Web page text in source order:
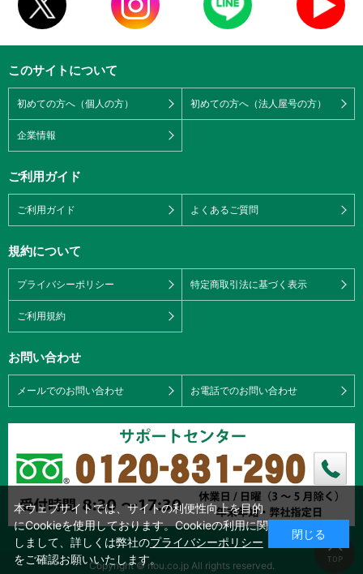
このサイトについて
初めての方へ（個人の方） 初めての方へ（法人屋号の方）
企業情報
ご利用ガイド
ご利用ガイド よくあるご質問
規約について
プライバシーポリシー 特定商取引法に基づく表示
ご利用規約
お問い合わせ
メールでのお問い合わせ お電話でのお問い合わせ
Copyright © nou.co.jp All rights reserved.
本ウェブサイトでは、サイトの利便性向上を目的
にCookieを使用しております。Cookieの利用に関
しまして、詳しくは弊社のプライバシーポリシー
をご確認お願いいたします。
閉じる